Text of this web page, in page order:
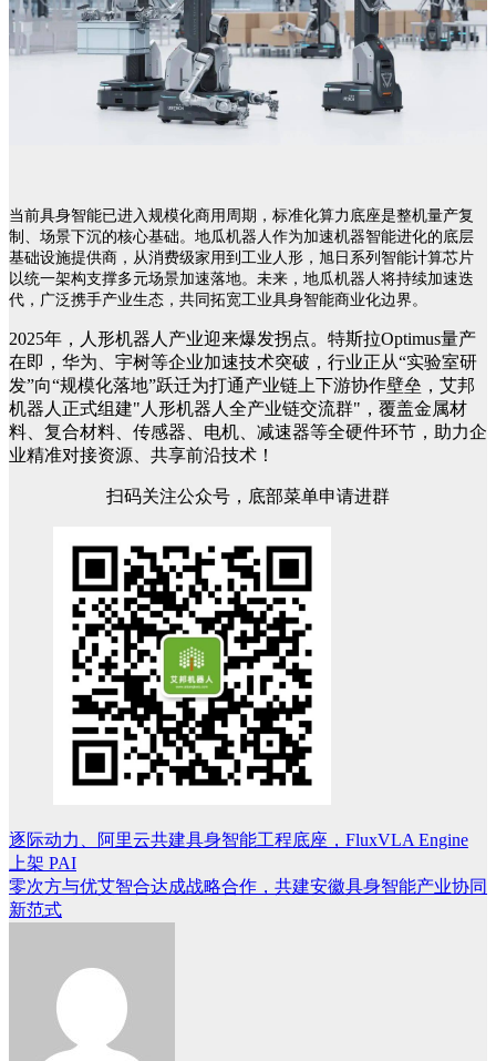
当前具身智能已进入规模化商用周期，标准化算力底座是整机量产复
制、场景下沉的核心基础。地瓜机器人作为加速机器智能进化的底层
基础设施提供商，从消费级家用到工业人形，旭日系列智能计算芯片
以统一架构支撑多元场景加速落地。未来，地瓜机器人将持续加速迭
代，广泛携手产业生态，共同拓宽工业具身智能商业化边界。
2025年，人形机器人产业迎来爆发拐点。特斯拉Optimus量产
在即，华为、宇树等企业加速技术突破，行业正从“实验室研
发”向“规模化落地”跃迁为打通产业链上下游协作壁垒，艾邦
机器人正式组建"人形机器人全产业链交流群"，覆盖金属材
料、复合材料、传感器、电机、减速器等全硬件环节，助力企
业精准对接资源、共享前沿技术！
扫码关注公众号，底部菜单申请进群
文
章
导
逐际动力、阿里云共建具身智能工程底座，FluxVLA Engine
上架 PAI
零次方与优艾智合达成战略合作，共建安徽具身智能产业协同
新范式